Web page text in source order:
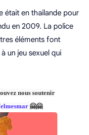
était en thaïlande pour
en 2009. La police
éléments font
un jeu sexuel qui
nous soutenir
🤗🤗